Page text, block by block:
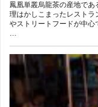
鳳凰単叢烏龍茶の産地で
理はかしこまったレスト
やストリートフードが中
…